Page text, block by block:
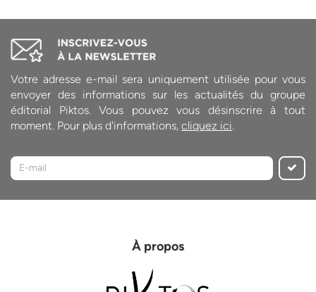
Votre adresse e-mail sera uniquement utilisée pour vous
envoyer des informations sur les actualités du groupe
éditorial Piktos. Vous pouvez vous désinscrire à tout
moment. Pour plus d'informations, cliquez ici
À propos